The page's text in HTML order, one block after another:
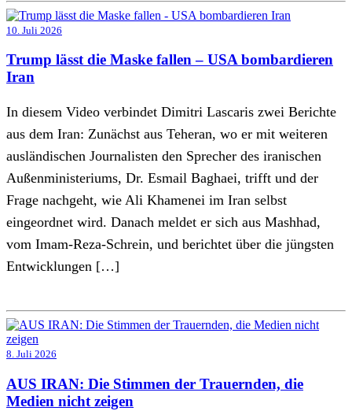
10. Juli 2026
Trump lässt die Maske fallen – USA bombardieren
Iran
In diesem Video verbindet Dimitri Lascaris zwei Berichte
aus dem Iran: Zunächst aus Teheran, wo er mit weiteren
ausländischen Journalisten den Sprecher des iranischen
Außenministeriums, Dr. Esmail Baghaei, trifft und der
Frage nachgeht, wie Ali Khamenei im Iran selbst
eingeordnet wird. Danach meldet er sich aus Mashhad,
vom Imam-Reza-Schrein, und berichtet über die jüngsten
Entwicklungen […]
8. Juli 2026
AUS IRAN: Die Stimmen der Trauernden, die
Medien nicht zeigen